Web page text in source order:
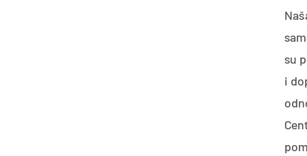
su
i